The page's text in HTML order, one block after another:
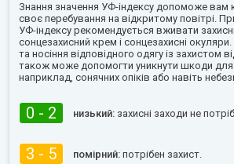
Знання значення УФ-індексу допоможе вам
своє перебування на відкритому повітрі.
УФ-індексу рекомендується вживати
сонцезахисний крем і сонцезахисні окуляри.
та носіння відповідного одягу із захистом
також може допомогти уникнути шкоди
наприклад, сонячних опіків або навіть
0 - 2 низький: захисні заходи не
3 - 5 помірний: потрібен захист.